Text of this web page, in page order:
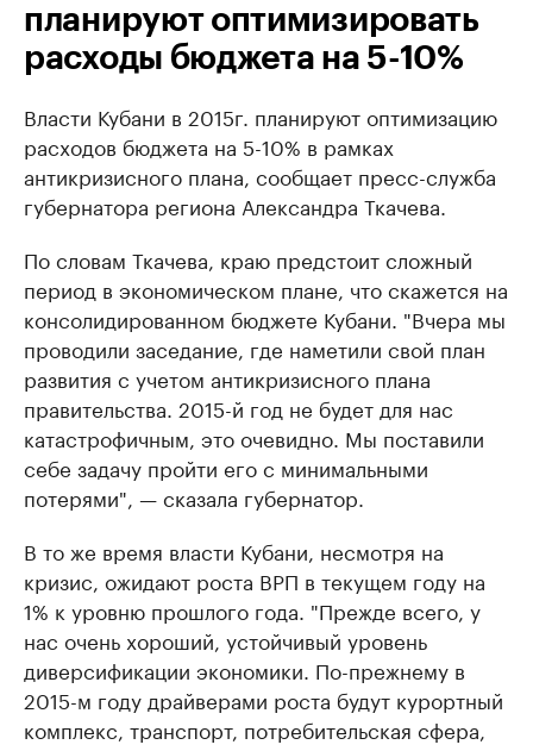
планируют оптимизировать
расходы бюджета на 5-10%
Власти Кубани в 2015г. планируют оптимизацию
расходов бюджета на 5-10% в рамках
антикризисного плана, сообщает пресс-служба
губернатора региона Александра Ткачева.
По словам Ткачева, краю предстоит сложный
период в экономическом плане, что скажется на
консолидированном бюджете Кубани. "Вчера мы
проводили заседание, где наметили свой план
развития с учетом антикризисного плана
правительства. 2015-й год не будет для нас
катастрофичным, это очевидно. Мы поставили
себе задачу пройти его с минимальными
потерями", — сказала губернатор.
В то же время власти Кубани, несмотря на
кризис, ожидают роста ВРП в текущем году на
1% к уровню прошлого года. "Прежде всего, у
нас очень хороший, устойчивый уровень
диверсификации экономики. По-прежнему в
2015-м году драйверами роста будут курортный
комплекс, транспорт, потребительская сфера,